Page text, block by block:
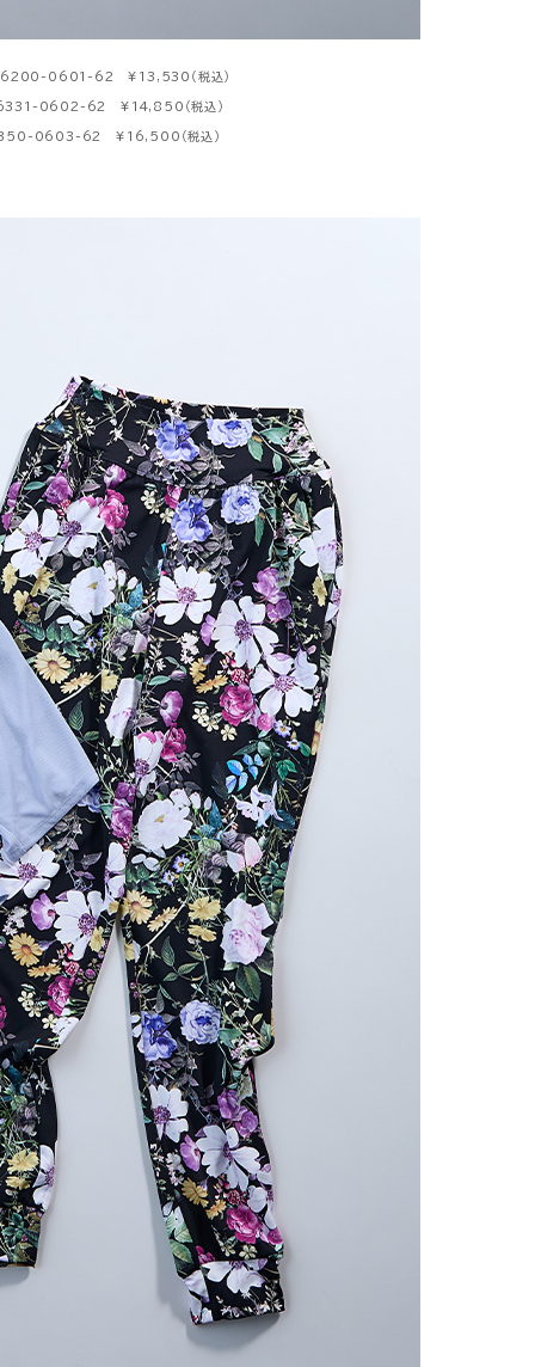
0601-62 ¥13,530（税込）
0602-62 ¥14,850（税込）
0603-62 ¥16,500（税込）